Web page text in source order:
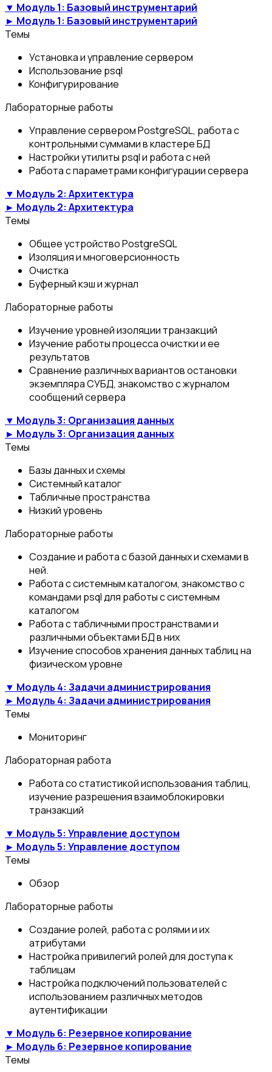
▼ Модуль 1: Базовый инструментарий
► Модуль 1: Базовый инструментарий
Темы
Установка и управление сервером
Использование psql
Конфигурирование
Лабораторные работы
Управление сервером PostgreSQL, работа с
контрольными суммами в кластере БД
Настройки утилиты psql и работа с ней
Работа с параметрами конфигурации сервера
▼ Модуль 2: Архитектура
► Модуль 2: Архитектура
Темы
Общее устройство PostgreSQL
Изоляция и многоверсионность
Очистка
Буферный кэш и журнал
Лабораторные работы
Изучение уровней изоляции транзакций
Изучение работы процесса очистки и ее
результатов
Сравнение различных вариантов остановки
экземпляра СУБД, знакомство с журналом
сообщений сервера
▼ Модуль 3: Организация данных
► Модуль 3: Организация данных
Темы
Базы данных и схемы
Системный каталог
Табличные пространства
Низкий уровень
Лабораторные работы
Создание и работа с базой данных и схемами в
ней.
Работа с системным каталогом, знакомство с
командами psql для работы с системным
каталогом
Работа с табличными пространствами и
различными объектами БД в них
Изучение способов хранения данных таблиц на
физическом уровне
▼ Модуль 4: Задачи администрирования
► Модуль 4: Задачи администрирования
Темы
Мониторинг
Лабораторная работа
Работа со статистикой использования таблиц,
изучение разрешения взаимоблокировки
транзакций
▼ Модуль 5: Управление доступом
► Модуль 5: Управление доступом
Темы
Обзор
Лабораторные работы
Создание ролей, работа с ролями и их
атрибутами
Настройка привилегий ролей для доступа к
таблицам
Настройка подключений пользователей с
использованием различных методов
аутентификации
▼ Модуль 6: Резервное копирование
► Модуль 6: Резервное копирование
Темы